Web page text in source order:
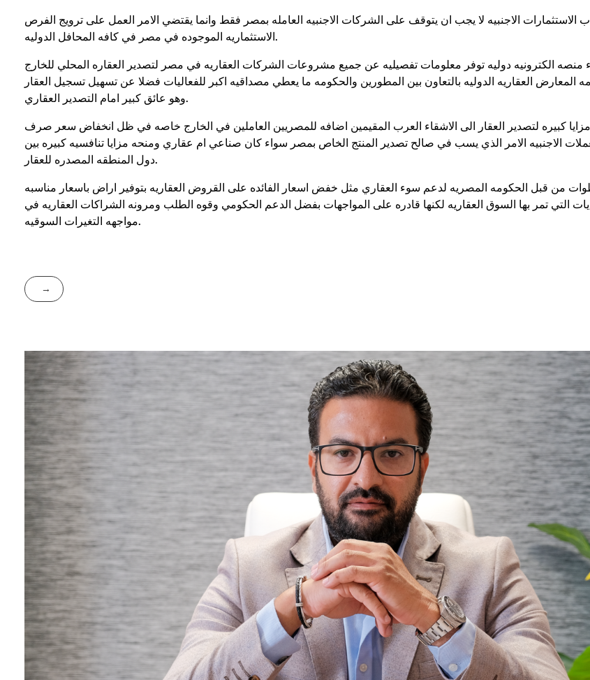
الاستثمارات الاجنبيه لا يجب ان يتوقف على الشركات الاجنبيه العامله بمصر فقط وانما يقتضي الامر العمل على ترويج الفرص
الاستثماريه الموجوده في مصر في كافه المحافل الدوليه.
الكترونيه دوليه توفر معلومات تفصيليه عن جميع مشروعات الشركات العقاريه في مصر لتصدير العقاره المحلي للخارج
المعارض العقاريه الدوليه بالتعاون بين المطورين والحكومه ما يعطي مصداقيه اكبر للفعاليات فضلا عن تسهيل تسجيل العقار
وهو عائق كبير امام التصدير العقاري.
كبيره لتصدير العقار الى الاشقاء العرب المقيمين اضافه للمصريين العاملين في الخارج خاصه في ظل انخفاض سعر صرف
الاجنبيه الامر الذي يسب في صالح تصدير المنتج الخاص بمصر سواء كان صناعي ام عقاري ومنحه مزايا تنافسيه كبيره بين
دول المنطقه المصدره للعقار.
من قبل الحكومه المصريه لدعم سوء العقاري مثل خفض اسعار الفائده على القروض العقاريه بتوفير اراض باسعار مناسبه
التي تمر بها السوق العقاريه لكنها قادره على المواجهات بفضل الدعم الحكومي وقوه الطلب ومرونه الشراكات العقاريه في
مواجهه التغيرات السوقيه.